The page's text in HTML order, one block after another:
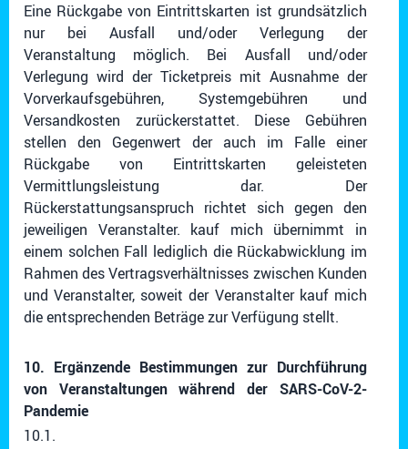
Eine Rückgabe von Eintrittskarten ist grundsätzlich
nur bei Ausfall und/oder Verlegung der
Veranstaltung möglich. Bei Ausfall und/oder
Verlegung wird der Ticketpreis mit Ausnahme der
Vorverkaufsgebühren, Systemgebühren und
Versandkosten zurückerstattet. Diese Gebühren
stellen den Gegenwert der auch im Falle einer
Rückgabe von Eintrittskarten geleisteten
Vermittlungsleistung dar. Der
Rückerstattungsanspruch richtet sich gegen den
jeweiligen Veranstalter. kauf mich übernimmt in
einem solchen Fall lediglich die Rückabwicklung im
Rahmen des Vertragsverhältnisses zwischen Kunden
und Veranstalter, soweit der Veranstalter kauf mich
die entsprechenden Beträge zur Verfügung stellt.
10. Ergänzende Bestimmungen zur Durchführung
von Veranstaltungen während der SARS-CoV-2-
Pandemie
10.1.